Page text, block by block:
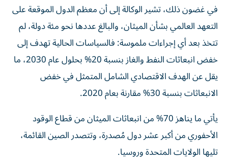
في غضون ذلك، تشير الوكالة إلى أن معظم الدول الموقعة على
التعهد العالمي بشأن الميثان، والبالغ عددها نحو مئة دولة، لم
تتخذ بعد أي إجراءات ملموسة: فالسياسات الحالية تهدف إلى
خفض انبعاثات النفط والغاز بنسبة 20% بحلول عام 2030، ما
يقل عن الهدف الاقتصادي الشامل المتمثل في خفض
الانبعاثات بنسبة 30% مقارنة بعام 2020.
يأتي ما يناهز 70% من انبعاثات الميثان من قطاع الوقود
الأحفوري من أكبر عشر دول مُصدرة، وتتصدر الصين القائمة،
تليها الولايات المتحدة وروسيا.